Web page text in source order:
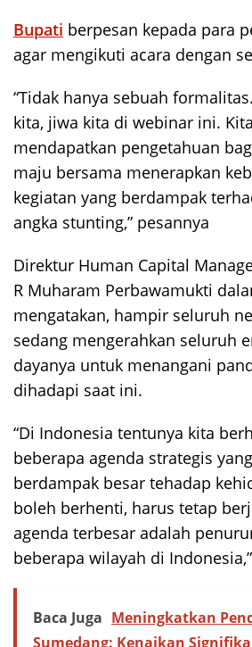
Bupati berpesan kepada para
agar mengikuti acara dengan
“Tidak hanya sebuah
kita, jiwa kita di webinar ini.
mendapatkan pengetahuan
maju bersama menerapkan
kegiatan yang berdampak
angka stunting,” pesannya
Direktur Human Capital
R Muharam Perbawamukti
mengatakan, hampir seluruh
sedang mengerahkan seluruh
dayanya untuk menangani
dihadapi saat ini.
“Di Indonesia tentunya kita
beberapa agenda strategis
berdampak besar tehadap
boleh berhenti, harus tetap
agenda terbesar adalah
beberapa wilayah di
Baca Juga Meningkatkan
Sumedang: Kenaikan